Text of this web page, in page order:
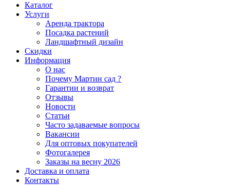
Каталог
Услуги
Аренда трактора
Посадка растений
Ландшафтный дизайн
Скидки
Информация
О нас
Почему Мартин сад ?
Гарантии и возврат
Отзывы
Новости
Статьи
Часто задаваемые вопросы
Вакансии
Для оптовых покупателей
Фотогалерея
Заказы на весну 2026
Доставка и оплата
Контакты